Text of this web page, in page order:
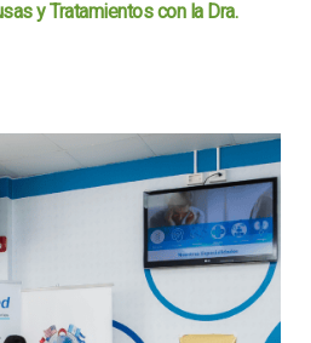
y Tratamientos con la Dra.